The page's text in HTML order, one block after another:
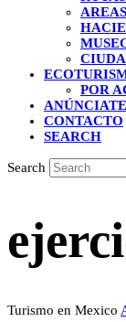
POR
ANÚNCIATE
CONTACTO
SEARCH
Search
Turismo en Mexico